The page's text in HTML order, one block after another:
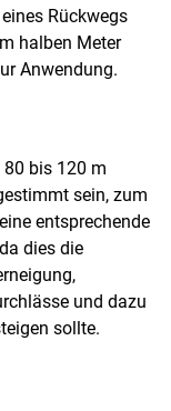
Rückwegs
halben Meter
Anwendung.
80 bis 120 m
sein, zum
entsprechende
dies die
und dazu
sollte.